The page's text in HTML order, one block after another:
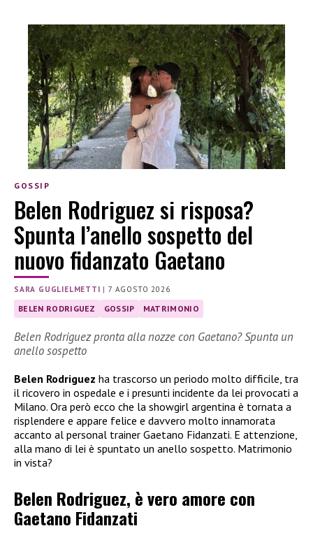
GOSSIP
Belen Rodriguez si risposa?
Spunta l’anello sospetto del
nuovo fidanzato Gaetano
SARA GUGLIELMETTI |7 AGOSTO 2026
BELEN RODRIGUEZ GOSSIP MATRIMONIO
Belen Rodriguez pronta alla nozze con Gaetano? Spunta un
anello sospetto
Belen Rodriguez ha trascorso un periodo molto difficile, tra
il ricovero in ospedale e i presunti incidente da lei provocati a
Milano. Ora però ecco che la showgirl argentina è tornata a
risplendere e appare felice e davvero molto innamorata
accanto al personal trainer Gaetano Fidanzati. E attenzione,
alla mano di lei è spuntato un anello sospetto. Matrimonio
in vista?
Belen Rodriguez, è vero amore con
Gaetano Fidanzati